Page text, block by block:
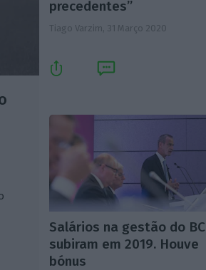
precedentes”
Tiago Varzim, 31 Março 2020
Salários na gestão do
subiram em 2019. Houve
bónus